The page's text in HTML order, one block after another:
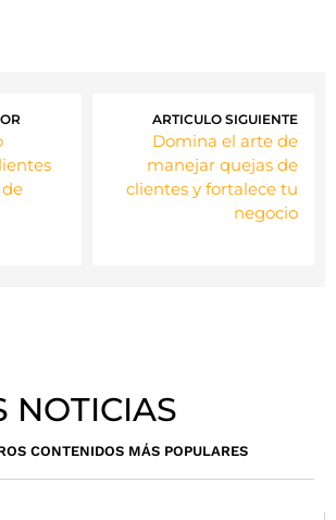
ARTICULO SIGUIENTE
Domina el arte de
manejar quejas de
clientes y fortalece tu
negocio
NOTICIAS
CONTENIDOS MÁS POPULARES